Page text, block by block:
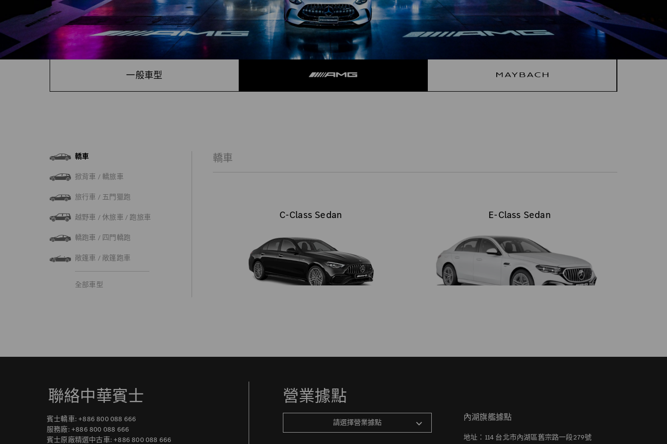
一般車型
轎車
掀背車 / 轎旅車
旅行車 / 五門獵跑
越野車 / 休旅車 / 跑旅車
轎跑車 / 四門轎跑
敞篷車 / 敞篷跑車
全部車型
轎車
C-Class Sedan E-Class Sedan
聯絡中華賓士
賓士轎車:+886 800 088 666
服務廠:+886 800 088 666
賓士原廠精選中古車:+886 800 088 666
營業據點
請選擇營業據點
內湖旗艦據點
地址：114 台北市內湖區舊宗路一段279號